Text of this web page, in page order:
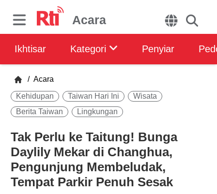
Acara
Ikhtisar Kategori Penyiar
/ Acara
Kehidupan Taiwan Hari Ini
Wisata
Berita Taiwan
Lingkungan
Tak Perlu ke Taitung! Bunga
Daylily Mekar di Changhua,
Pengunjung Membeludak,
Tempat Parkir Penuh Sesak